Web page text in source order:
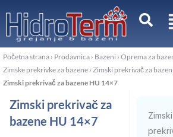
sadržaj
Početna strana › Prodavnica › Bazeni › Oprema za
Zimske prekrivke za bazene › Zimski prekrivač za
Zimski prekrivač za bazene HU 14×7
Zimski prekrivač za
bazene HU 14×7
Zimski